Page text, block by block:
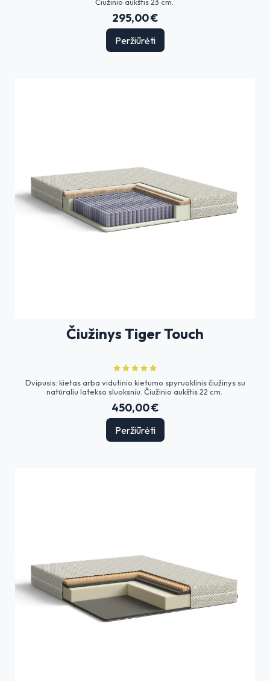
295,00 €
Peržiūrėti
Čiužinys Tiger Touch
Dvipusis: kietas arba vidutinio kietumo spyruoklinis čiužinys su
natūraliu latekso sluoksniu. Čiužinio aukštis 22 cm.
450,00 €
Peržiūrėti